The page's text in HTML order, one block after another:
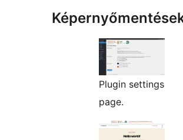
Plugin settings
page.